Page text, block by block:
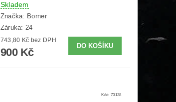
Skladem
Značka: Borner
Záruka: 24
743,80 Kč bez DPH
900 Kč
Kód:70128